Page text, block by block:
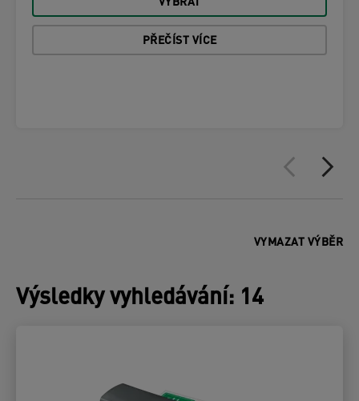
VYBRAT
PŘEČÍST VÍCE
VYMAZAT VÝBĚR
Výsledky vyhledávání: 14